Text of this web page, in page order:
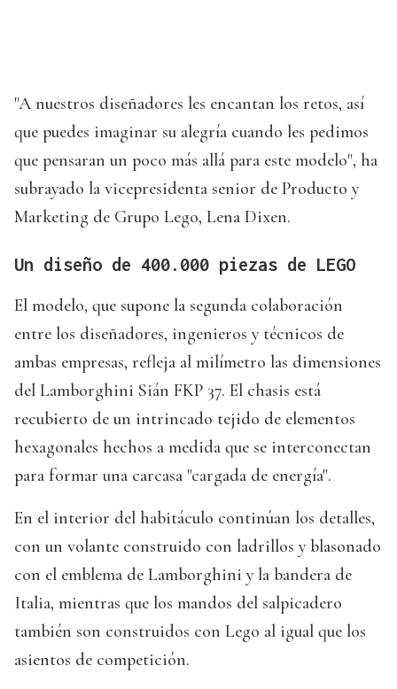
"A nuestros diseñadores les encantan los retos, así
que puedes imaginar su alegría cuando les pedimos
que pensaran un poco más allá para este modelo", ha
subrayado la vicepresidenta senior de Producto y
Marketing de Grupo Lego, Lena Dixen.
Un diseño de 400.000 piezas de LEGO
El modelo, que supone la segunda colaboración
entre los diseñadores, ingenieros y técnicos de
ambas empresas, refleja al milímetro las dimensiones
del Lamborghini Sián FKP 37. El chasis está
recubierto de un intrincado tejido de elementos
hexagonales hechos a medida que se interconectan
para formar una carcasa "cargada de energía".
En el interior del habitáculo continúan los detalles,
con un volante construido con ladrillos y blasonado
con el emblema de Lamborghini y la bandera de
Italia, mientras que los mandos del salpicadero
también son construidos con Lego al igual que los
asientos de competición.